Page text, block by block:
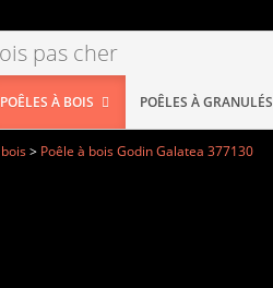
POÊLES À BOIS POÊLES À GRANULÉS
> Poêle à bois Godin Galatea 377130